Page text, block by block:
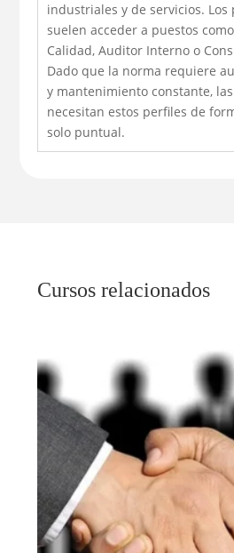
industriales y de servicios.
suelen acceder a puestos
Calidad, Auditor Interno o
Dado que la norma requiere
y mantenimiento constante,
necesitan estos perfiles de
solo puntual.
Cursos relacionados